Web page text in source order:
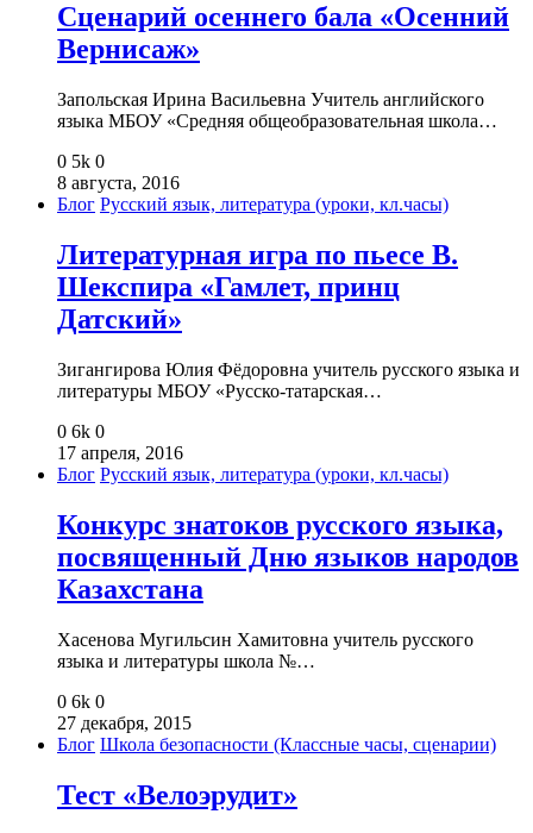
Сценарий осеннего бала «Осенний
Вернисаж»
Запольская Ирина Васильевна Учитель английского
языка МБОУ «Средняя общеобразовательная школа…
0 5k 0
8 августа, 2016
Блог Русский язык, литература (уроки, кл.часы)
Литературная игра по пьесе В.
Шекспира «Гамлет, принц
Датский»
Зигангирова Юлия Фёдоровна учитель русского языка и
литературы МБОУ «Русско-татарская…
0 6k 0
17 апреля, 2016
Блог Русский язык, литература (уроки, кл.часы)
Конкурс знатоков русского языка,
посвященный Дню языков народов
Казахстана
Хасенова Мугильсин Хамитовна учитель русского
языка и литературы школа №…
0 6k 0
27 декабря, 2015
Блог Школа безопасности (Классные часы, сценарии)
Тест «Велоэрудит»